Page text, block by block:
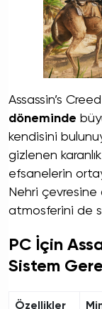
Assassin’s
döneminde
kendisini
gizlenen
efsanelerin
Nehri
atmosferini de
PC İçin
Sistem
Özellikler